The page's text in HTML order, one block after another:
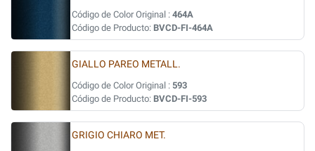
Código de Color Original : 464A
Código de Producto: BVCD-FI-464A
GIALLO PAREO METALL.
Código de Color Original : 593
Código de Producto: BVCD-FI-593
GRIGIO CHIARO MET.